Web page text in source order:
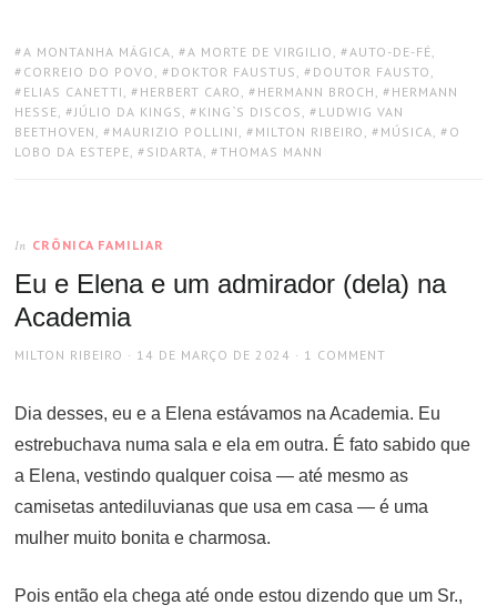
TAGS:
A MONTANHA MÁGICA , A MORTE DE VIRGILIO , AUTO-DE-FÉ
CORREIO DO POVO , DOKTOR FAUSTUS , DOUTOR FAUSTO
ELIAS CANETTI , HERBERT CARO , HERMANN BROCH , HERMANN
HESSE , JÚLIO DA KINGS , KING`S DISCOS , LUDWIG VAN
BEETHOVEN , MAURIZIO POLLINI , MILTON RIBEIRO , MÚSICA , O
LOBO DA ESTEPE , SIDARTA , THOMAS MANN
In CRÔNICA FAMILIAR
Eu e Elena e um admirador (dela) na
Academia
AUTHOR
MILTON RIBEIRO
POSTED
14 DE MARÇO DE 2024 1 COMMENT
Dia desses, eu e a Elena estávamos na Academia. Eu
estrebuchava numa sala e ela em outra. É fato sabido que
a Elena, vestindo qualquer coisa — até mesmo as
camisetas antediluvianas que usa em casa — é uma
mulher muito bonita e charmosa.
Pois então ela chega até onde estou dizendo que um Sr.,